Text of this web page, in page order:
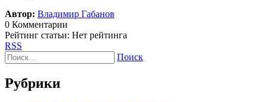
Автор: Владимир Габанов
0 Комментарии
Рейтинг статьи: Нет рейтинга
RSS
Поиск
Рубрики